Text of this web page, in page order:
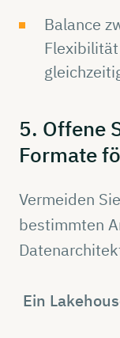
Balance
5. Offene
Formate
Vermeiden
bestimmten
Ein